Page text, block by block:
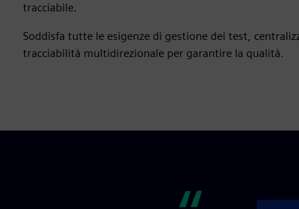
tracciabile.
Soddisfa tutte le esigenze di gestione dei test,
tracciabilità multidirezionale per garantire la qualità.